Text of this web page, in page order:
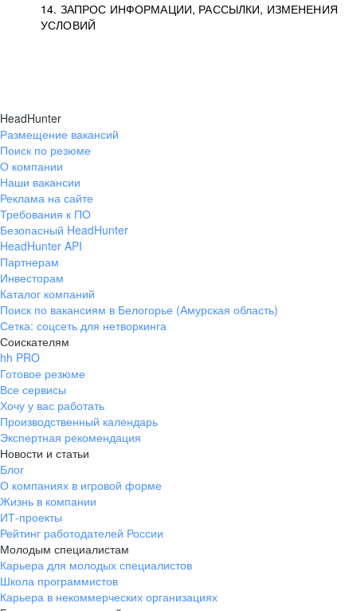
14. ЗАПРОС ИНФОРМАЦИИ, РАССЫЛКИ, ИЗМЕНЕНИЯ
УСЛОВИЙ
HeadHunter
Размещение вакансий
Поиск по резюме
О компании
Наши вакансии
Реклама на сайте
Требования к ПО
Безопасный HeadHunter
HeadHunter API
Партнерам
Инвесторам
Каталог компаний
Поиск по вакансиям в Белогорье (Амурская область)
Сетка: соцсеть для нетворкинга
Соискателям
hh PRO
Готовое резюме
Все сервисы
Хочу у вас работать
Производственный календарь
Экспертная рекомендация
Новости и статьи
Блог
О компаниях в игровой форме
Жизнь в компании
ИТ-проекты
Рейтинг работодателей России
Молодым специалистам
Карьера для молодых специалистов
Школа программистов
Карьера в некоммерческих организациях